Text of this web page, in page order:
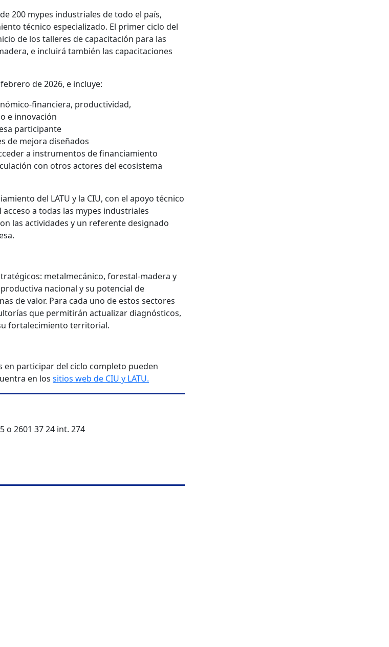
200 mypes industriales de todo el país,
técnico especializado. El primer ciclo del
de los talleres de capacitación para las
e incluirá también las capacitaciones
de 2026, e incluye:
financiera, productividad,
e innovación
participante
de mejora diseñados
a instrumentos de financiamiento
con otros actores del ecosistema
del LATU y la CIU, con el apoyo técnico
a todas las mypes industriales
las actividades y un referente designado
metalmecánico, forestal-madera y
nacional y su potencial de
de valor. Para cada uno de estos sectores
que permitirán actualizar diagnósticos,
fortalecimiento territorial.
en participar del ciclo completo pueden
en los sitios web de CIU y LATU.
o 2601 37 24 int. 274